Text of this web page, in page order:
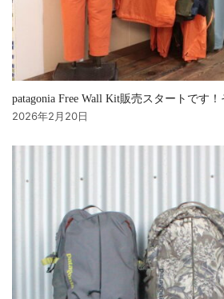
patagonia Free Wall Kit販売スタートです
2026年2月20日